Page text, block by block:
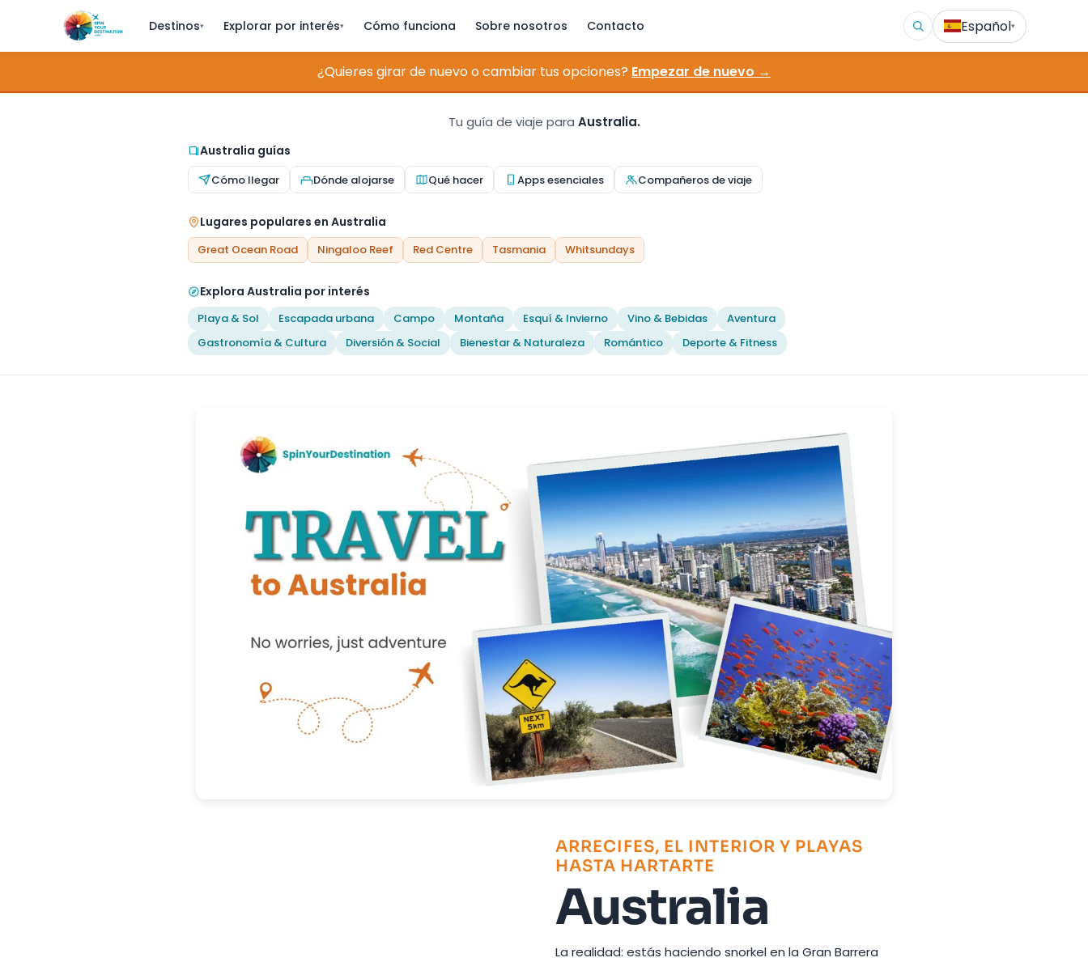
Destinos▾ Explorar por interés▾ Cómo funciona Sobre nosotros Contacto Español▾
¿Quieres girar de nuevo o cambiar tus opciones? Empezar de nuevo →
Tu guía de viaje para Australia.
Australia guías
Cómo llegar Dónde alojarse Qué hacer Apps esenciales Compañeros de viaje
Lugares populares en Australia
Great Ocean Road Ningaloo Reef Red Centre Tasmania Whitsundays
Explora Australia por interés
Playa & Sol Escapada urbana Campo Montaña Esquí & Invierno Vino & Bebidas
Aventura
Gastronomía & Cultura
Diversión & Social Bienestar & Naturaleza Romántico Deporte & Fitness
ARRECIFES, EL INTERIOR Y PLAYAS
HASTA HARTARTE
Australia
La realidad: estás haciendo snorkel en la Gran Barrera